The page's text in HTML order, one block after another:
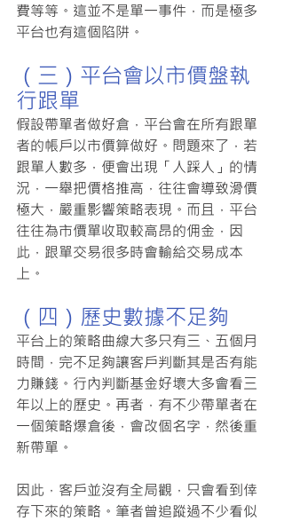
費等等。這並不是單一事件，而是極多
平台也有這個陷阱。
（三）平台會以市價盤執
行跟單
假設帶單者做好倉，平台會在所有跟單
者的帳戶以市價算做好。問題來了，若
跟單人數多，便會出現「人踩人」的情
況，一舉把價格推高，往往會導致滑價
極大，嚴重影響策略表現。而且，平台
往往為市價單收取較高昂的佣金，因
此，跟單交易很多時會輸給交易成本
上。
（四）歷史數據不足夠
平台上的策略曲線大多只有三、五個月
時間，完不足夠讓客戶判斷其是否有能
力賺錢。行內判斷基金好壞大多會看三
年以上的歷史。再者，有不少帶單者在
一個策略爆倉後，會改個名字，然後重
新帶單。
因此，客戶並沒有全局觀，只會看到倖
存下來的策略。筆者曾追蹤過不少看似